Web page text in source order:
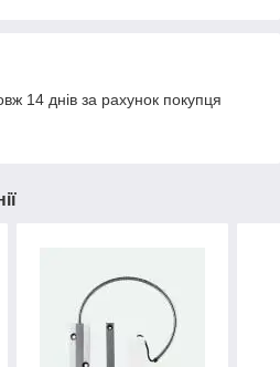
14 днів за рахунок покупця